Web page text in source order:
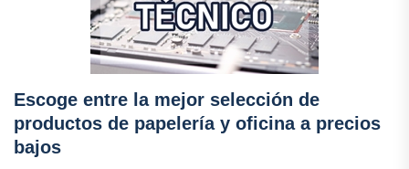
Escoge entre la mejor selección de
productos de papelería y oficina a precios
bajos